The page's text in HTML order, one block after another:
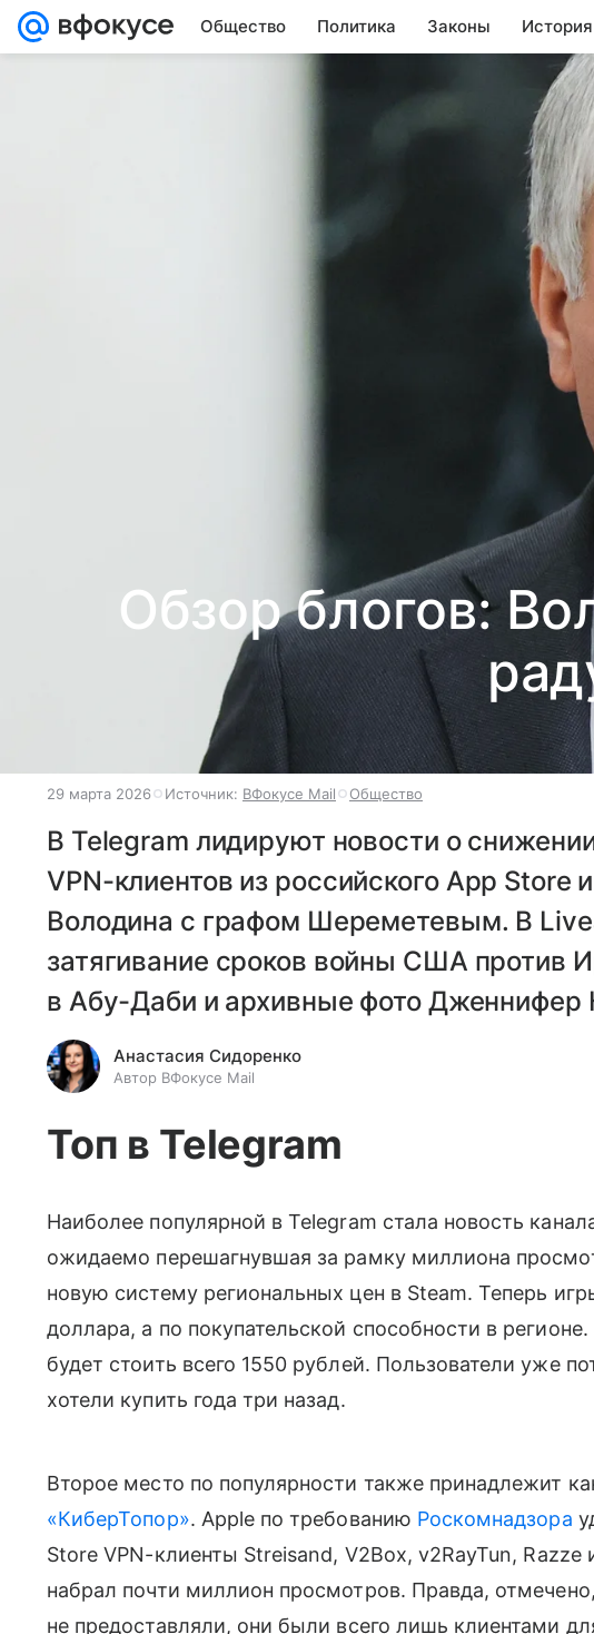
Общество Политика Законы
Обзор блогов:
29 марта 2026 Источник: ВФокусе Mail Общество
В Telegram лидируют новости о
VPN-клиентов из российского App Store
Володина с графом Шереметевым. В
затягивание сроков войны США против
в Абу-Даби и архивные фото Дженнифер
Анастасия Сидоренко
Автор ВФокусе Mail
Топ в Telegram
Наиболее популярной в Telegram стала новость
ожидаемо перешагнувшая за рамку миллиона
новую систему региональных цен в Steam. Теперь
доллара, а по покупательской способности в
будет стоить всего 1550 рублей. Пользователи уже
хотели купить года три назад.
Второе место по популярности также принадлежит
«КиберТопор». Apple по требованию Роскомнадзора
Store VPN-клиенты Streisand, V2Box, v2RayTun, Razze
набрал почти миллион просмотров. Правда,
не предоставляли, они были всего лишь клиентами